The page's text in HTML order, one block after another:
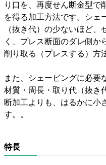
り口を、再度せん断金型で
を得る加工方法です。シェ
（抜き代）の少ないほど
く、プレス断面のダレ側か
削り取る（プレスする）方
また、シェービングに必要
材質・周長・取り代（抜き
断加工よりも、はるかに小
す。。
特長